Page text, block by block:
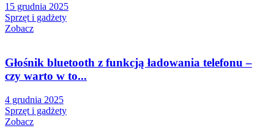
15 grudnia 2025
Sprzęt i gadżety
Zobacz
Głośnik bluetooth z funkcją ładowania telefonu –
czy warto w to...
4 grudnia 2025
Sprzęt i gadżety
Zobacz